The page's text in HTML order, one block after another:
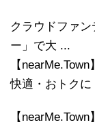
クラウドファ
ー」で大 ...
【
快適・おトクに
【